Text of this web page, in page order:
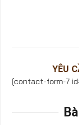
YÊU
[contact-form-7